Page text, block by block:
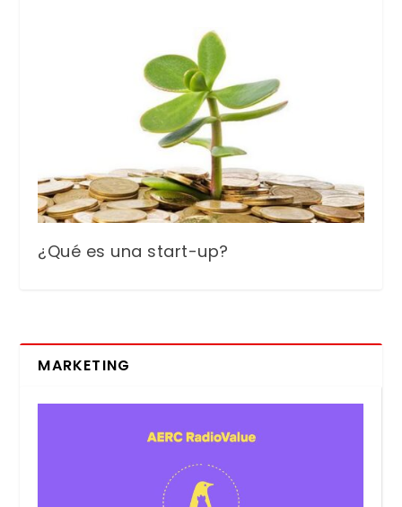
¿Qué es una start-up?
MARKETING